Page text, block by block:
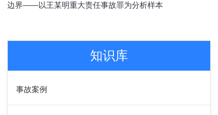
边界——以王某明重大责任事故罪为分析样本
知识库
事故案例